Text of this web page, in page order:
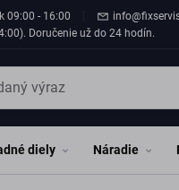
09:00 - 16:00
Doručenie už do 24 hodín.
diely Náradie